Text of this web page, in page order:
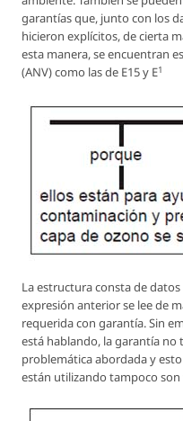
garantías que, junto con los
hicieron explícitos, de cierta
esta manera, se encuentran
(ANV) como las de E15 y E1
La estructura consta de
expresión anterior se lee de
requerida con garantía. Sin
está hablando, la garantía no
problemática abordada y
están utilizando tampoco son